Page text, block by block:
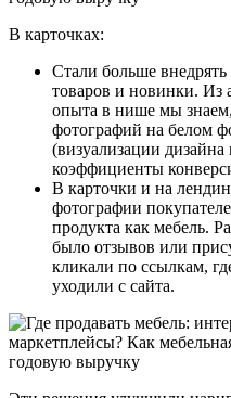
В карточках:
Стали больше
товаров и новинки. Из
опыта в нише мы
фотографий на белом
(визуализации
коэффициенты
В карточки и на
фотографии
продукта как мебель.
было отзывов или
кликали по ссылкам,
уходили с сайта.